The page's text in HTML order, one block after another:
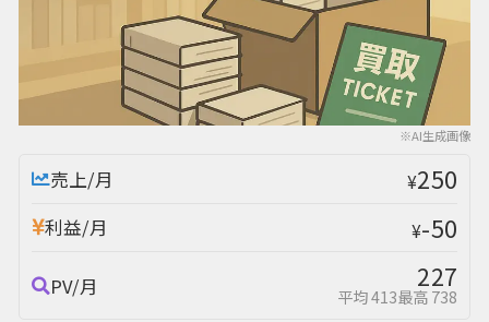
※AI生成画像
売上/月 ¥250
利益/月 ¥-50
PV/月 227
平均 413最高 738